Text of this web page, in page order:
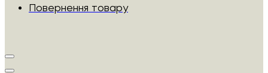
Повернення товару